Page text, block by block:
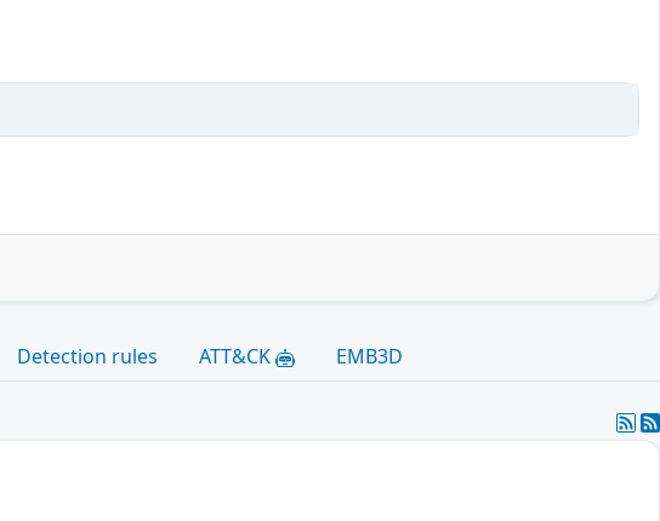
Detection rules ATT&CK EMB3D